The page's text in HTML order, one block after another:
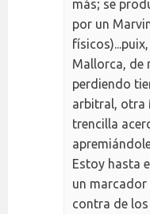
más; se
por un
Mallorca, de
perdiendo
arbitral, otra
trencilla
Estoy hasta
un marcador
contra de